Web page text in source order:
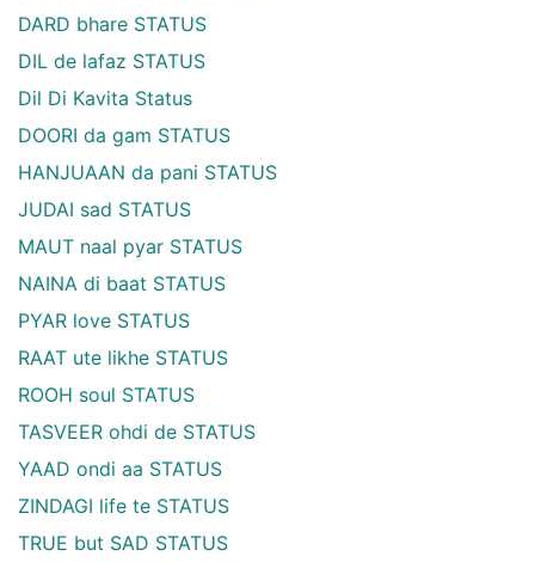
DARD bhare STATUS
DIL de lafaz STATUS
Dil Di Kavita Status
DOORI da gam STATUS
HANJUAAN da pani STATUS
JUDAI sad STATUS
MAUT naal pyar STATUS
NAINA di baat STATUS
PYAR love STATUS
RAAT ute likhe STATUS
ROOH soul STATUS
TASVEER ohdi de STATUS
YAAD ondi aa STATUS
ZINDAGI life te STATUS
TRUE but SAD STATUS